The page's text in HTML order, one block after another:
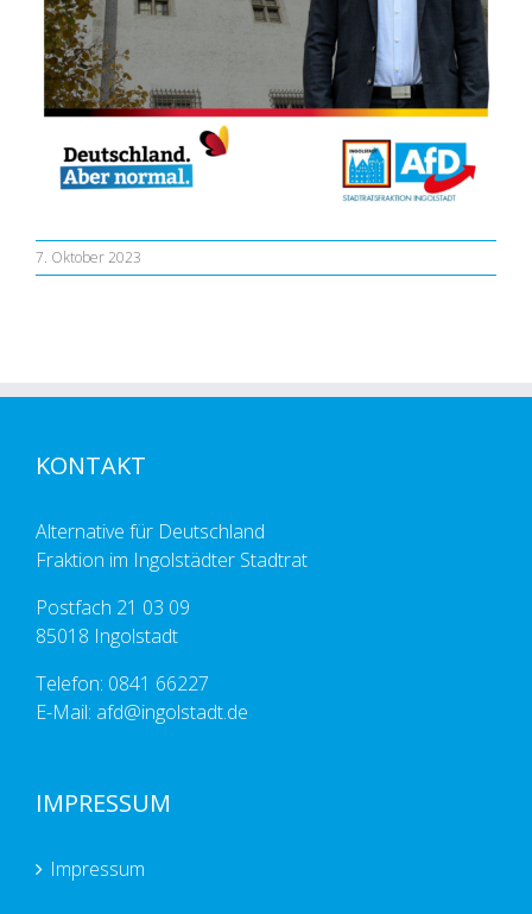
7. Oktober 2023
KONTAKT
Alternative für Deutschland
Fraktion im Ingolstädter Stadtrat
Postfach 21 03 09
85018 Ingolstadt
Telefon: 0841 66227
E-Mail: afd@ingolstadt.de
IMPRESSUM
Impressum